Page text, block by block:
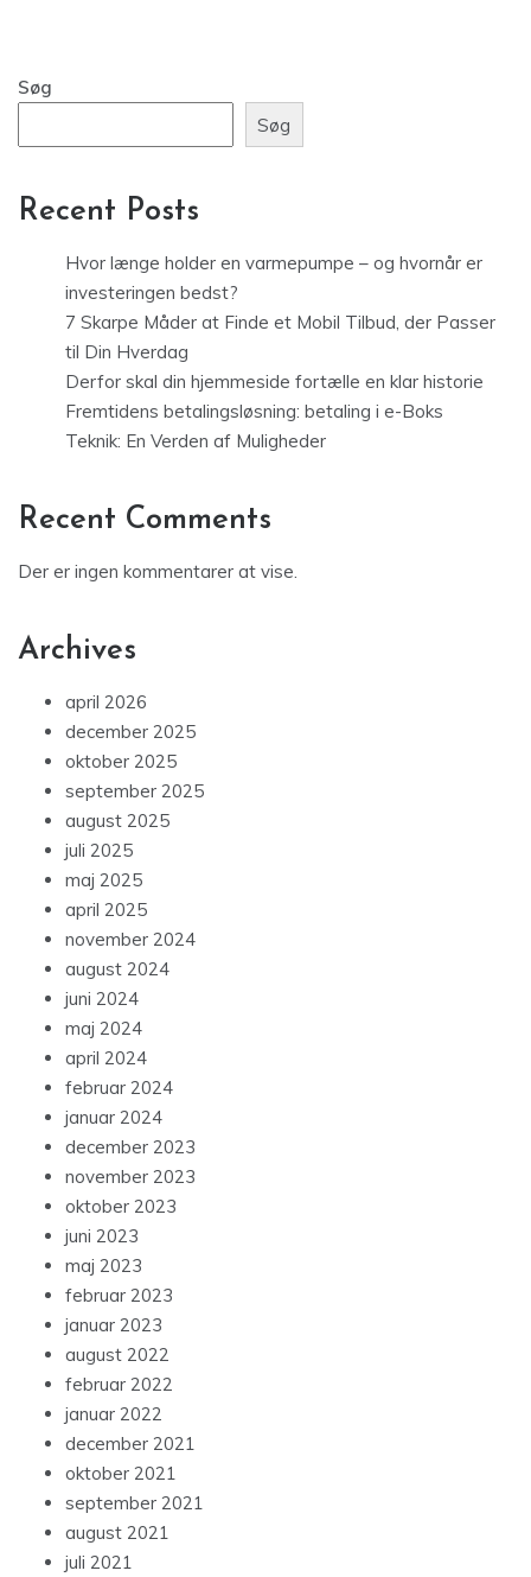
Søg
Søg
Recent Posts
Hvor længe holder en varmepumpe – og hvornår er
investeringen bedst?
7 Skarpe Måder at Finde et Mobil Tilbud, der Passer
til Din Hverdag
Derfor skal din hjemmeside fortælle en klar historie
Fremtidens betalingsløsning: betaling i e-Boks
Teknik: En Verden af Muligheder
Recent Comments
Der er ingen kommentarer at vise.
Archives
april 2026
december 2025
oktober 2025
september 2025
august 2025
juli 2025
maj 2025
april 2025
november 2024
august 2024
juni 2024
maj 2024
april 2024
februar 2024
januar 2024
december 2023
november 2023
oktober 2023
juni 2023
maj 2023
februar 2023
januar 2023
august 2022
februar 2022
januar 2022
december 2021
oktober 2021
september 2021
august 2021
juli 2021